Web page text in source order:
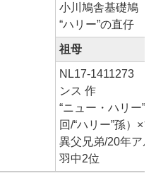
小川鳩舎基礎鳩
“ハリー”の直仔
祖母
NL17-1411273
ンス 作
“ニュー・ハリー”
回/“ハリー”孫）×
異父兄弟/20年ア
羽中2位